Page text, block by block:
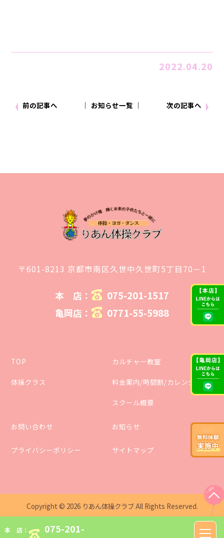
本 店：
075-201-
toggle
2022.04.20
前の記事へ 次の記事へ
│ お知らせ一覧 │
〒601-8213 京都市南区久世中久世町5丁目70－1
本 店： 075-201-1517
亀岡店： 0771-55-5988
TOP
体操クラス
カルチャー教室
料金案内/時間割/カレンダー
スクール概要
お問い合わせ お知らせ
プライバシーポリシー サイトマップ
Copyright © 2026 りあん体操クラブAll Rights Reserved.